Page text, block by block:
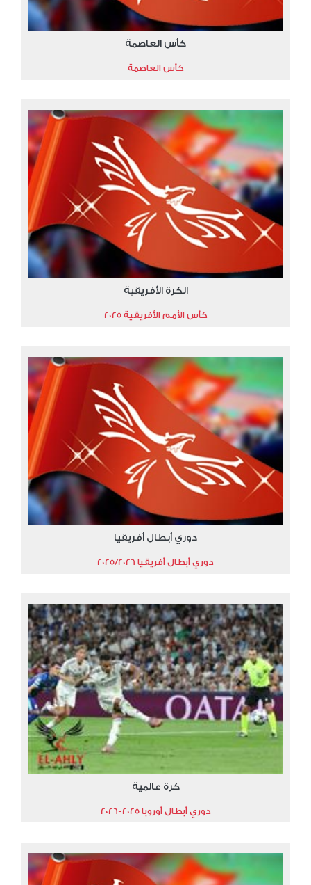
كأس العاصمة
كأس العاصمة
الكرة الأفريقية
كأس الأمم الأفريقية 2025
دوري أبطال أفريقيا
دوري أبطال أفريقيا 2025/2026
كرة عالمية
دوري أبطال أوروبا 2025-2026